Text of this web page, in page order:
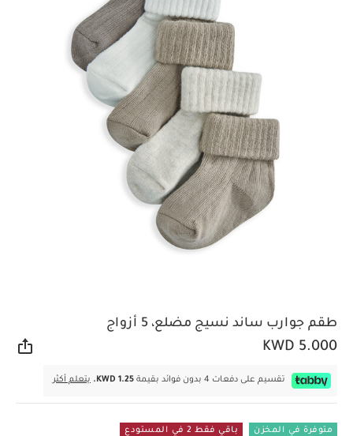
طقم جوارب ساند نسيج مضلع، 5 أزواج
KWD 5.000
تقسيم على دفعات 4 بدون فوائد بقيمة KWD 1.25. يتعلم أكثر
متوفرة في المخزن باقي فقط 2 في المستودع